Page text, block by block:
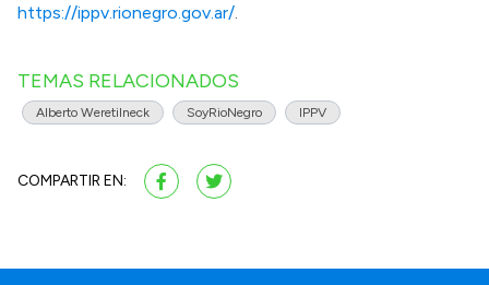
https://ippv.rionegro.gov.ar/.
TEMAS RELACIONADOS
Alberto Weretilneck SoyRioNegro IPPV
COMPARTIR EN: